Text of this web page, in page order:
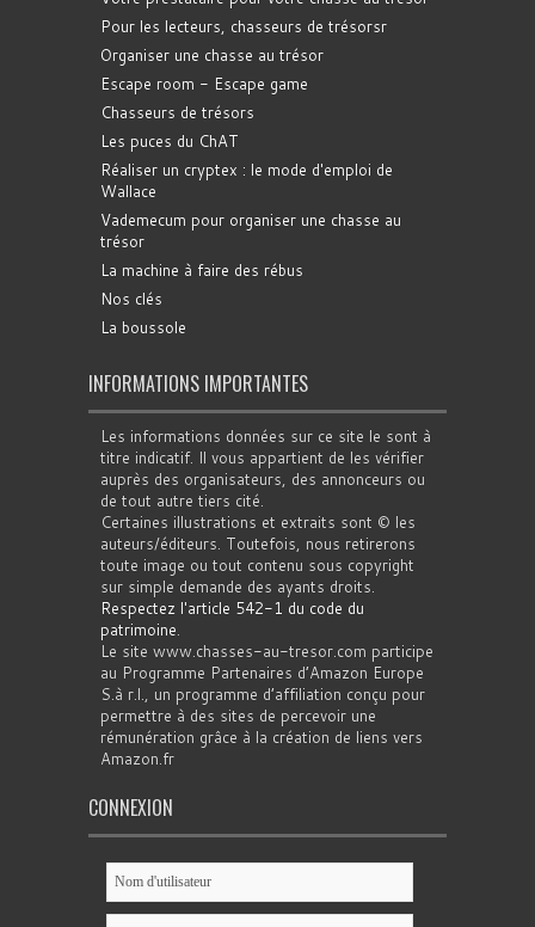
Pour les lecteurs, chasseurs de trésorsr
Organiser une chasse au trésor
Escape room - Escape game
Chasseurs de trésors
Les puces du ChAT
Réaliser un cryptex : le mode d'emploi de
Wallace
Vademecum pour organiser une chasse au
trésor
La machine à faire des rébus
Nos clés
La boussole
INFORMATIONS IMPORTANTES
Les informations données sur ce site le sont à
titre indicatif. Il vous appartient de les vérifier
auprès des organisateurs, des annonceurs ou
de tout autre tiers cité.
Certaines illustrations et extraits sont © les
auteurs/éditeurs. Toutefois, nous retirerons
toute image ou tout contenu sous copyright
sur simple demande des ayants droits.
Respectez l'article 542-1 du code du
patrimoine.
Le site www.chasses-au-tresor.com participe
au Programme Partenaires d’Amazon Europe
S.à r.l., un programme d’affiliation conçu pour
permettre à des sites de percevoir une
rémunération grâce à la création de liens vers
Amazon.fr
CONNEXION